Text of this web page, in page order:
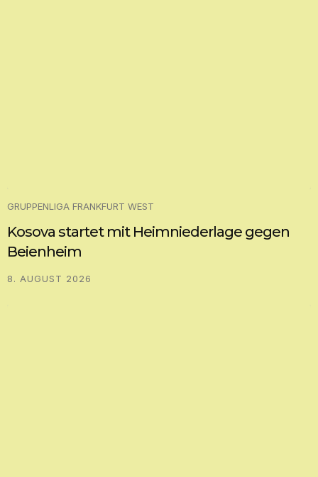
GRUPPENLIGA FRANKFURT WEST
Kosova startet mit Heimniederlage gegen
Beienheim
8. AUGUST 2026